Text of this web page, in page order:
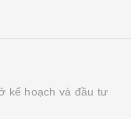
kế hoạch và đầu tư